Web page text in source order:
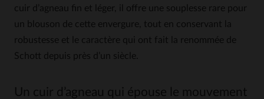
cuir d’agneau fin et léger, il offre une souplesse rare pour
un blouson de cette envergure, tout en conservant la
robustesse et le caractère qui ont fait la renommée de
Schott depuis près d’un siècle.
Un cuir d’agneau qui épouse le mouvement